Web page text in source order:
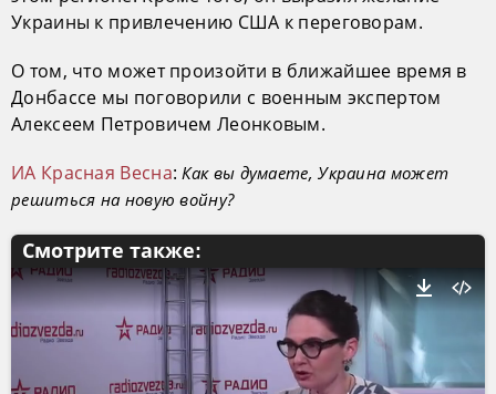
Украины к привлечению США к переговорам.
О том, что может произойти в ближайшее время в
Донбассе мы поговорили с военным экспертом
Алексеем Петровичем Леонковым.
ИА Красная Весна:Как вы думаете, Украина может
решиться на новую войну?
Смотрите также: